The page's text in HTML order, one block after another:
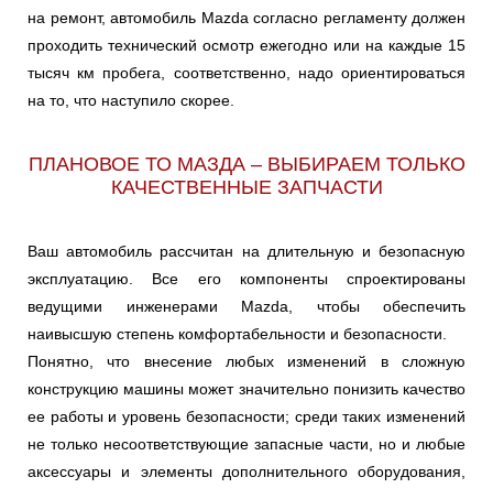
на ремонт, автомобиль Mazda согласно регламенту должен
проходить технический осмотр ежегодно или на каждые 15
тысяч км пробега, соответственно, надо ориентироваться
на то, что наступило скорее.
ПЛАНОВОЕ ТО МАЗДА – ВЫБИРАЕМ ТОЛЬКО
КАЧЕСТВЕННЫЕ ЗАПЧАСТИ
Ваш автомобиль рассчитан на длительную и безопасную
эксплуатацию. Все его компоненты спроектированы
ведущими инженерами Mazda, чтобы обеспечить
наивысшую степень комфортабельности и безопасности.
Понятно, что внесение любых изменений в сложную
конструкцию машины может значительно понизить качество
ее работы и уровень безопасности; среди таких изменений
не только несоответствующие запасные части, но и любые
аксессуары и элементы дополнительного оборудования,